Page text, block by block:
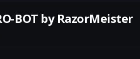
BOT by RazorMeister